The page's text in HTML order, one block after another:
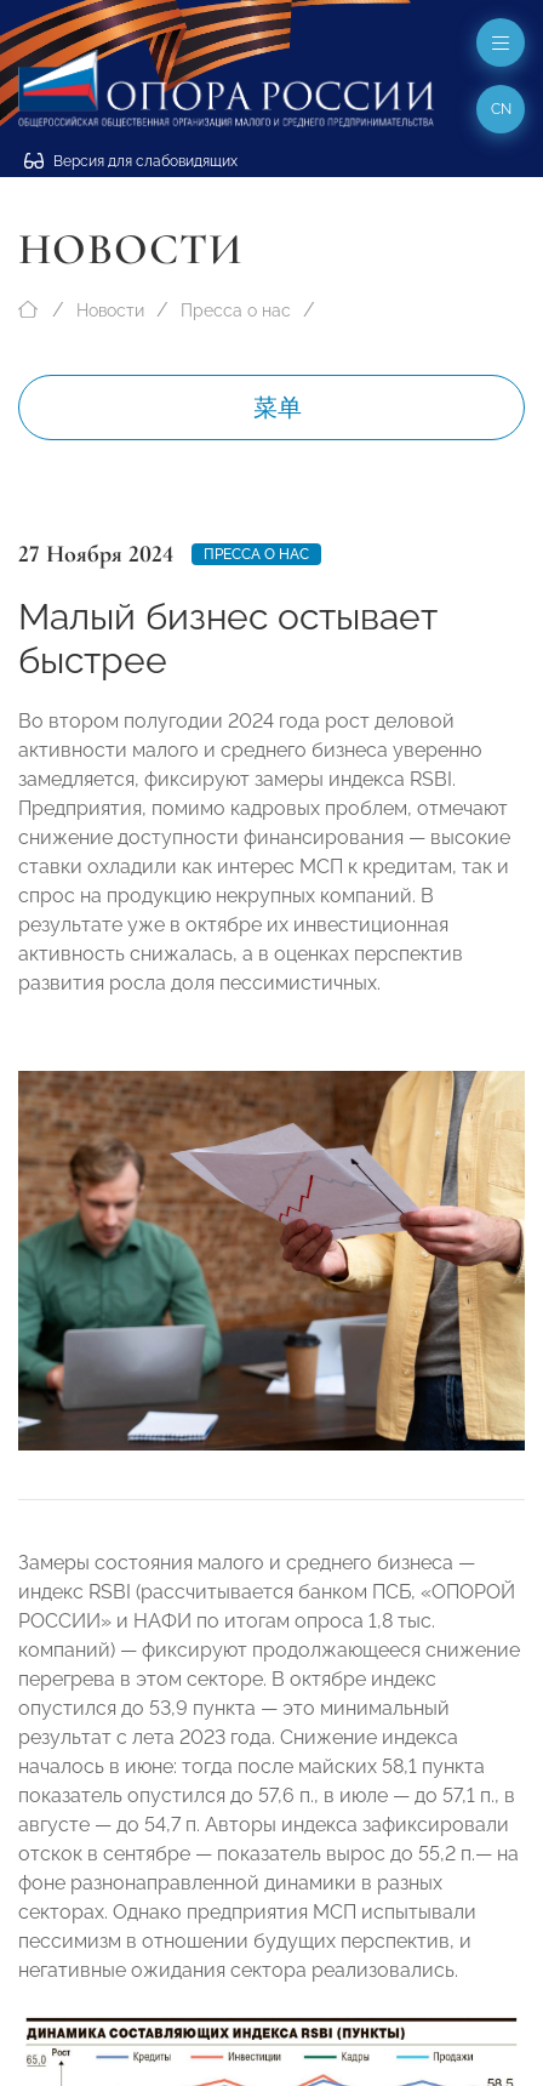
Версия для слабовидящих
CN
НОВОСТИ
Новости Пресса о нас
菜单
27 Ноября 2024 ПРЕССА О НАС
Малый бизнес остывает
быстрее
Во втором полугодии 2024 года рост деловой
активности малого и среднего бизнеса уверенно
замедляется, фиксируют замеры индекса RSBI.
Предприятия, помимо кадровых проблем, отмечают
снижение доступности финансирования — высокие
ставки охладили как интерес МСП к кредитам, так и
спрос на продукцию некрупных компаний. В
результате уже в октябре их инвестиционная
активность снижалась, а в оценках перспектив
развития росла доля пессимистичных.
Замеры состояния малого и среднего бизнеса —
индекс RSBI (рассчитывается банком ПСБ, «ОПОРОЙ
РОССИИ» и НАФИ по итогам опроса 1,8 тыс.
компаний) — фиксируют продолжающееся снижение
перегрева в этом секторе. В октябре индекс
опустился до 53,9 пункта — это минимальный
результат с лета 2023 года. Снижение индекса
началось в июне: тогда после майских 58,1 пункта
показатель опустился до 57,6 п., в июле — до 57,1 п., в
августе — до 54,7 п. Авторы индекса зафиксировали
отскок в сентябре — показатель вырос до 55,2 п.— на
фоне разнонаправленной динамики в разных
секторах. Однако предприятия МСП испытывали
пессимизм в отношении будущих перспектив, и
негативные ожидания сектора реализовались.